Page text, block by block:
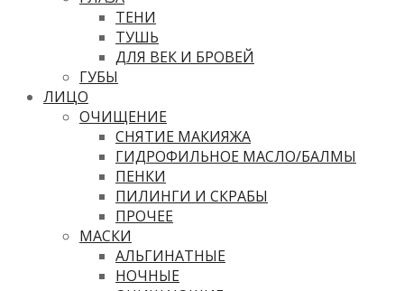
ТЕНИ
ТУШЬ
ДЛЯ ВЕК И БРОВЕЙ
ГУБЫ
ЛИЦО
ОЧИЩЕНИЕ
СНЯТИЕ МАКИЯЖА
ГИДРОФИЛЬНОЕ МАСЛО/БАЛМЫ
ПЕНКИ
ПИЛИНГИ И СКРАБЫ
ПРОЧЕЕ
МАСКИ
АЛЬГИНАТНЫЕ
НОЧНЫЕ